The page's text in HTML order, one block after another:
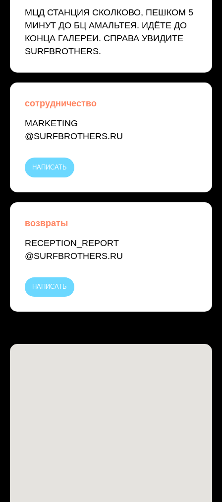
МЦД СТАНЦИЯ СКОЛКОВО, ПЕШКОМ 5
МИНУТ ДО БЦ АМАЛЬТЕЯ. ИДЁТЕ ДО
КОНЦА ГАЛЕРЕИ. СПРАВА УВИДИТЕ
SURFBROTHERS.
сотрудничество
MARKETING
@SURFBROTHERS.RU
НАПИСАТЬ
возвраты
RECEPTION_REPORT
@SURFBROTHERS.RU
НАПИСАТЬ